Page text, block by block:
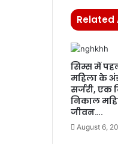
Related
सिम्स में
महिला के
सर्जरी, एक
निकाल
जीवन….
August 6,